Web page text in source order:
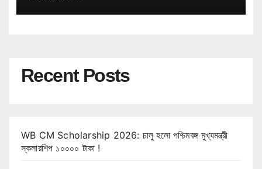
Recent Posts
WB CM Scholarship 2026: চালু হলো পশ্চিমবঙ্গ মুখ্যমন্ত্রী
স্কলারশিপ ১০০০০ টাকা !